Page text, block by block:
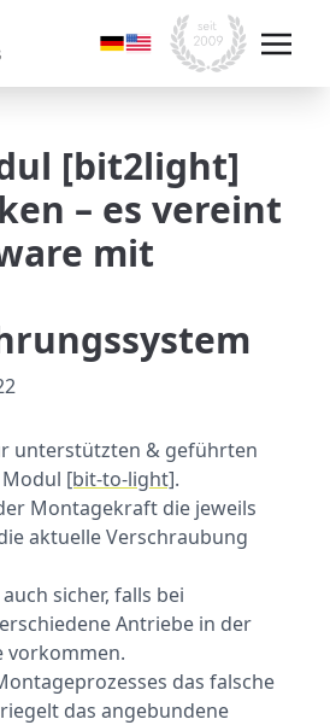
[bit2light]
– es vereint
mit
unterstützten & geführten
[bit-to-light].
Montagekraft die jeweils
aktuelle Verschraubung
sicher, falls bei
Antriebe in der
vorkommen.
das falsche
das angebundene